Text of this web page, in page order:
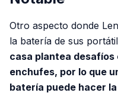
Otro aspecto donde
la batería de sus
casa plantea desafíos
enchufes, por lo que
batería puede hacer